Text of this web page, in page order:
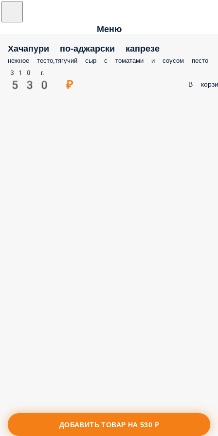
Меню
Хачапури по-аджарски капрезе
нежное тесто,тягучий сыр с томатами и соусом песто
310 г.
530 ₽ В
ДОБАВИТЬ ТОВАР НА530 ₽